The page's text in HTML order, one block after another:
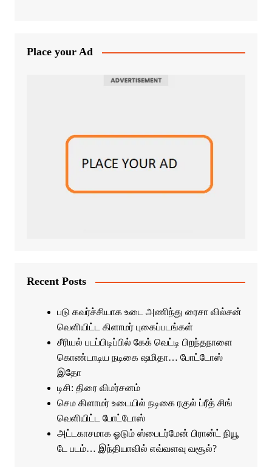
Place your Ad
Recent Posts
படு கவர்ச்சியாக உடை அணிந்து ரைசா வில்சன்
வெளியிட்ட கிளாமர் புகைப்படங்கள்
சீரியல் படப்பிடிப்பில் கேக் வெட்டி பிறந்தநாளை
கொண்டாடிய நடிகை ஷமிதா… போட்டோஸ்
இதோ
டிசி: திரை விமர்சனம்
செம கிளாமர் உடையில் நடிகை ரகுல் ப்ரீத் சிங்
வெளியிட்ட போட்டோஸ்
அட்டகாசமாக ஓடும் ஸ்பைடர்மேன் பிரான்ட் நியூ
டே படம்… இந்தியாவில் எவ்வளவு வசூல்?